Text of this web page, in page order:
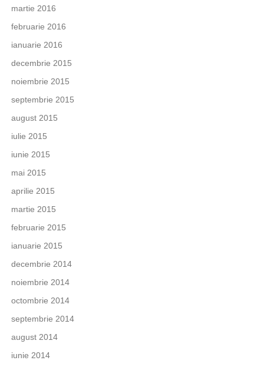
martie 2016
februarie 2016
ianuarie 2016
decembrie 2015
noiembrie 2015
septembrie 2015
august 2015
iulie 2015
iunie 2015
mai 2015
aprilie 2015
martie 2015
februarie 2015
ianuarie 2015
decembrie 2014
noiembrie 2014
octombrie 2014
septembrie 2014
august 2014
iunie 2014